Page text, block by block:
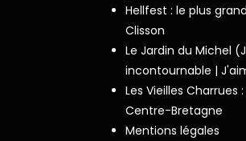
Hellfest : le plus
Clisson
Le Jardin du Michel
incontournable |
Les Vieilles
Centre-Bretagne
Mentions légales